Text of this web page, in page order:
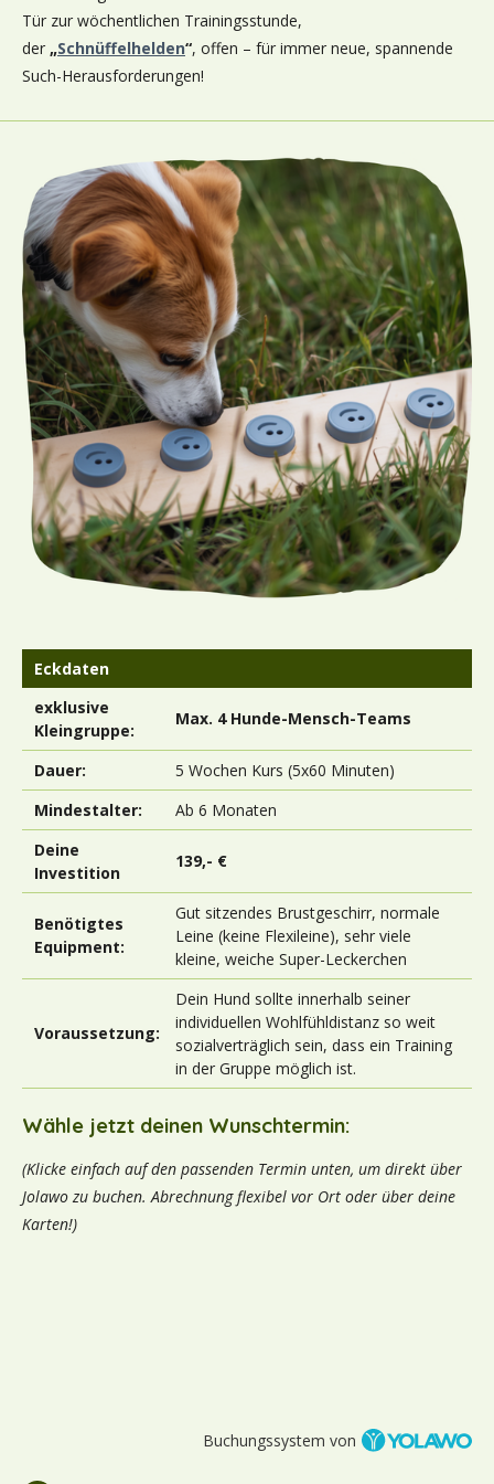
Tür zur wöchentlichen Trainingsstunde,
der „Schnüffelhelden“, offen – für immer neue, spannende
Such-Herausforderungen!
Eckdaten
exklusive
Kleingruppe:
Max. 4 Hunde-Mensch-Teams
Dauer:
5 Wochen Kurs (5x60 Minuten)
Mindestalter:
Ab 6 Monaten
Deine
Investition
139,- €
Benötigtes
Equipment:
Gut sitzendes Brustgeschirr, normale
Leine (keine Flexileine), sehr viele
kleine, weiche Super-Leckerchen
Voraussetzung:
Dein Hund sollte innerhalb seiner
individuellen Wohlfühldistanz so weit
sozialverträglich sein, dass ein Training
in der Gruppe möglich ist.
Wähle jetzt deinen Wunschtermin:
(Klicke einfach auf den passenden Termin unten, um direkt über
Jolawo zu buchen. Abrechnung flexibel vor Ort oder über deine
Karten!)
Buchungssystem von